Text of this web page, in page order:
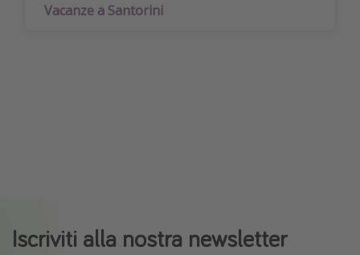
Vacanze a Santorini
Iscriviti alla nostra newsletter